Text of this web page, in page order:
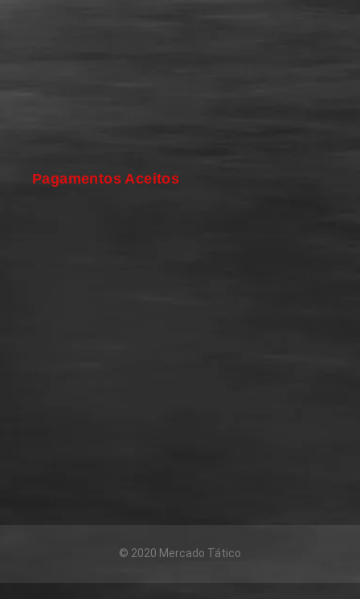
Pagamentos Aceitos
© 2020 Mercado Tático